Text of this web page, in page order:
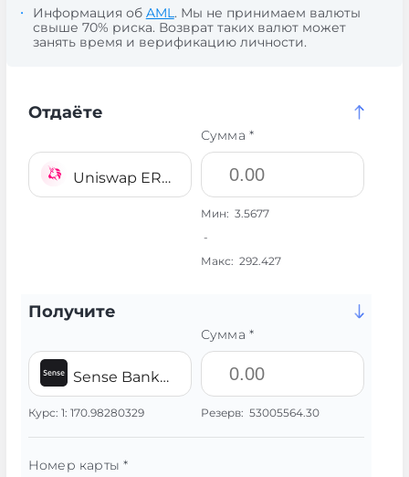
Информация об AML. Мы не принимаем валюты
свыше 70% риска. Возврат таких валют может
занять время и верификацию личности.
Отдаёте
Uniswap ERC20 UNI
Сумма *
Мин: 3.5677
-
Макс: 292.427
Получите
Sense Bank UAH
Курс: 1: 170.98280329
Сумма *
Резерв: 53005564.30
Номер карты *